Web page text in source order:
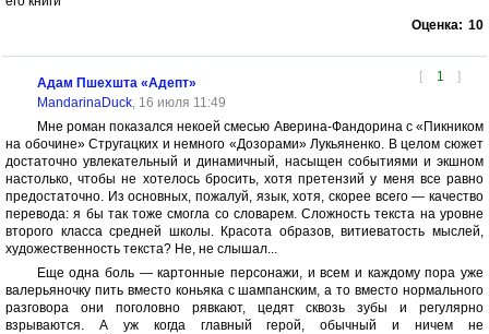
Оценка: 10
[ 1 ]
Адам Пшехшта «Адепт»
MandarinaDuck, 16 июля 11:49
Мне роман показался некоей смесью Аверина-Фандорина с «Пикником
на обочине» Стругацких и немного «Дозорами» Лукьяненко. В целом сюжет
достаточно увлекательный и динамичный, насыщен событиями и экшном
настолько, чтобы не хотелось бросить, хотя претензий у меня все равно
предостаточно. Из основных, пожалуй, язык, хотя, скорее всего — качество
перевода: я бы так тоже смогла со словарем. Сложность текста на уровне
второго класса средней школы. Красота образов, витиеватость мыслей,
художественность текста? Не, не слышал...
Еще одна боль — картонные персонажи, и всем и каждому пора уже
валерьяночку пить вместо коньяка с шампанским, а то вместо нормального
разговора они поголовно рявкают, цедят сквозь зубы и регулярно
взрываются. А уж когда главный герой, обычный и ничем не